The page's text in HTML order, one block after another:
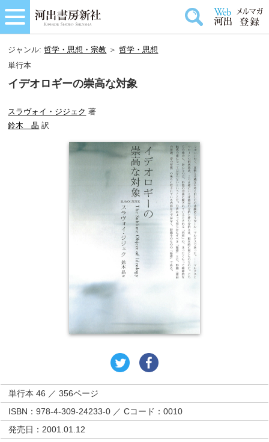
ジャンル:哲学・思想・宗教 ＞哲学・思想
単行本
イデオロギーの崇高な対象
スラヴォイ・ジジェク 著
鈴木 晶 訳
単行本 46 ／ 356ページ
ISBN：978-4-309-24233-0 ／ Cコード：0010
発売日：2001.01.12